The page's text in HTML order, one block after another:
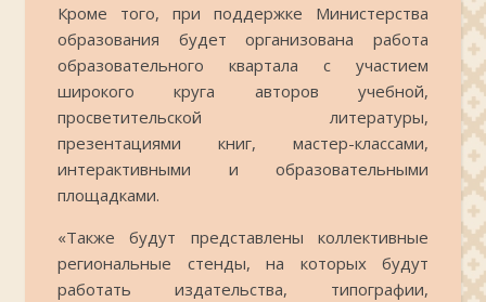
Кроме того, при поддержке Министерства
образования будет организована работа
образовательного квартала с участием
широкого круга авторов учебной,
просветительской литературы,
презентациями книг, мастер-классами,
интерактивными и образовательными
площадками.
«Также будут представлены коллективные
региональные стенды, на которых будут
работать издательства, типографии,